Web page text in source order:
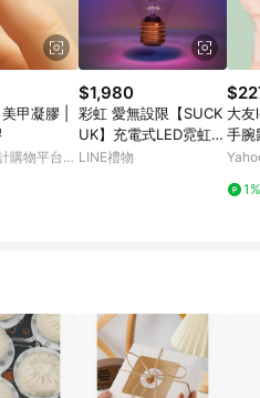
品最高回饋點數」機制(特
同一訂單中同一商品不論件數
物所設定的回饋機制為準。
商品資料更新會有時間差，
品與東森購物ETMall銷售網
有贈點爭議，請務必於訂單
；若超過180天(含)以上進
點數紅包僅限指定商品使
紅包之適用商品與使用條件
甲凝膠 |
購物平台
$1,980
彩虹 愛無設限【SUCK
UK】充電式LED霓虹造
型燈泡 - 彩虹 居家 擺
LINE禮物
大友
手腕
動防
1%